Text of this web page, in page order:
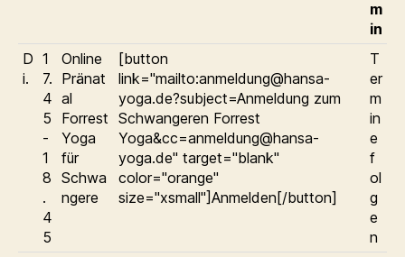
m
in
D
i.
1
7.
4
5
-
1
8
.
4
5
Online
Pränat
al
Forrest
Yoga
für
Schwa
ngere
[button
link="mailto:anmeldung@hansa-
yoga.de?subject=Anmeldung zum
Schwangeren Forrest
Yoga&cc=anmeldung@hansa-
yoga.de" target="blank"
color="orange"
size="xsmall"]Anmelden[/button]
T
er
m
in
e
f
ol
g
e
n